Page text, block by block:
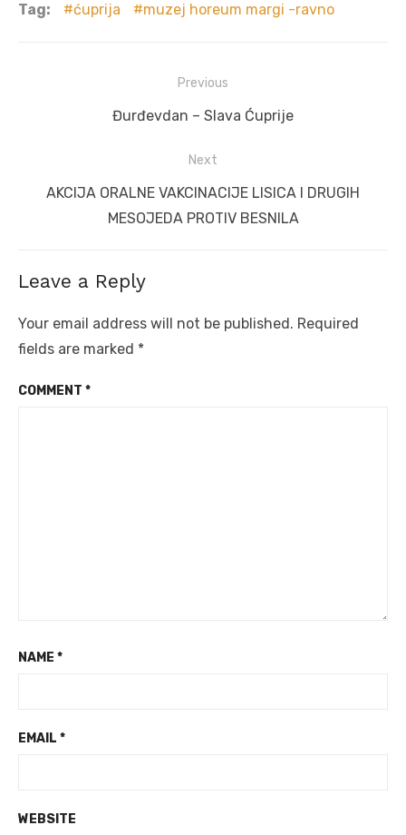
Tag: ćuprija muzej horeum margi -ravno
navigation
Previous
Previous
Đurđevdan – Slava Ćuprije
Next
NextAKCIJA ORALNE VAKCINACIJE LISICA I DRUGIH
MESOJEDA PROTIV BESNILA
Leave a Reply
Your email address will not be published. Required
fields are marked *
COMMENT *
NAME *
EMAIL *
WEBSITE